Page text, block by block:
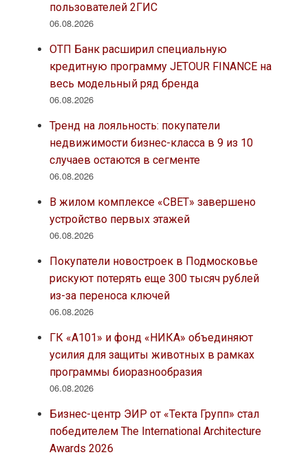
пользователей 2ГИС
06.08.2026
ОТП Банк расширил специальную
кредитную программу JETOUR FINANCE на
весь модельный ряд бренда
06.08.2026
Тренд на лояльность: покупатели
недвижимости бизнес-класса в 9 из 10
случаев остаются в сегменте
06.08.2026
В жилом комплексе «СВЕТ» завершено
устройство первых этажей
06.08.2026
Покупатели новостроек в Подмосковье
рискуют потерять еще 300 тысяч рублей
из-за переноса ключей
06.08.2026
ГК «А101» и фонд «НИКА» объединяют
усилия для защиты животных в рамках
программы биоразнообразия
06.08.2026
Бизнес-центр ЭИР от «Текта Групп» стал
победителем The International Architecture
Awards 2026